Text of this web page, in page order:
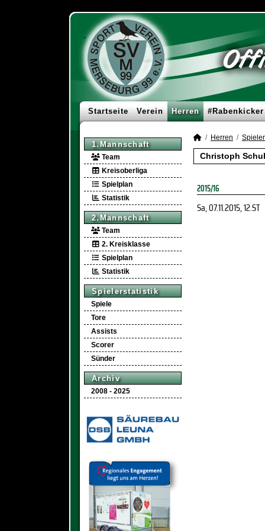
Startseite Verein Herren #Rabenkicker
1.Mannschaft
Team
Kreisoberliga
Spielplan
Statistik
2.Mannschaft
Team
2. Kreisklasse
Spielplan
Statistik
Spielerstatistik
Spiele
Tore
Assists
Scorer
Sünder
Archiv
2008 - 2025
Herren
Christoph
2015/16
Sa, 07.11.2015, 12.ST